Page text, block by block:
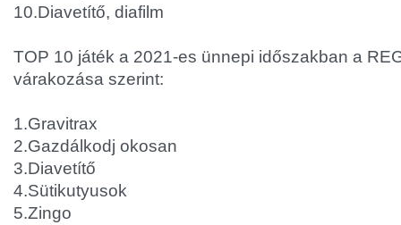
10.Diavetítő, diafilm
TOP 10 játék a 2021-es ünnepi időszakban a
várakozása szerint:
1.Gravitrax
2.Gazdálkodj okosan
3.Diavetítő
4.Sütikutyusok
5.Zingo